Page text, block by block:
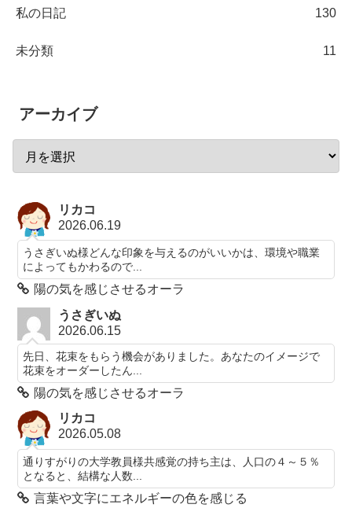
私の日記 130
未分類 11
アーカイブ
リカコ
2026.06.19
うさぎいぬ様どんな印象を与えるのがいいかは、環境や職業
によってもかわるので...
陽の気を感じさせるオーラ
うさぎいぬ
2026.06.15
先日、花束をもらう機会がありました。あなたのイメージで
花束をオーダーしたん...
陽の気を感じさせるオーラ
リカコ
2026.05.08
通りすがりの大学教員様共感覚の持ち主は、人口の４～５％
となると、結構な人数...
言葉や文字にエネルギーの色を感じる